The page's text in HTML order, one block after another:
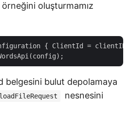
oluşturmamız
belgesini bulut depolamaya
nesnesini